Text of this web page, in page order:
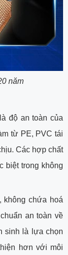
năm
độ an toàn của
từ PE, PVC tái
Các hợp chất
biệt trong không
không chứa hoá
an toàn về
sinh là lựa chọn
hơn với môi